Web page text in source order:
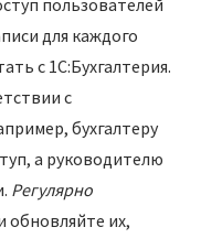
для каждого
с 1С:Бухгалтерия.
с
бухгалтеру
а руководителю
Регулярно
обновляйте их,